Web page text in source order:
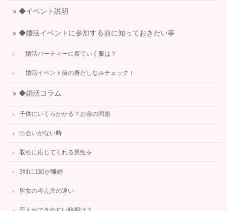
◆イベント説明
◆婚活イベントに参加する前に知っておきたい事
婚活パーティーに着ていく服は？
婚活イベント前の身だしなみチェック！
◆婚活コラム
子供にいくらかかる？お金の問題
出会いがない時
取引に応じてくれる男性を
3組に1組が離婚
男女の考え方の違い